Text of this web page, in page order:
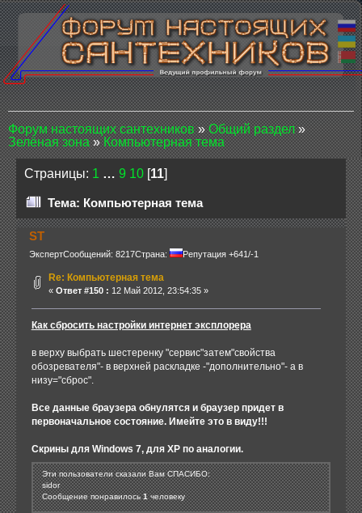
Форум настоящих сантехников»Общий раздел»
Зелёная зона»Компьютерная тема
Страницы: 1 … 9 10 [11]
Тема: Компьютерная тема
ST
ЭкспертСообщений: 8217Страна: Репутация +641/-1
Re: Компьютерная тема
« Ответ #150 : 12 Май 2012, 23:54:35 »
Как сбросить настройки интернет эксплорера
в верху выбрать шестеренку "сервис"затем"свойства
обозревателя"- в верхней раскладке -"дополнительно"- а в
низу="сброс".
Все данные браузера обнулятся и браузер придет в
первоначальное состояние. Имейте это в виду!!!
Скрины для Windows 7, для XP по аналогии.
Эти пользователи сказали Вам СПАСИБО:
sidor
Сообщение понравилось1человеку